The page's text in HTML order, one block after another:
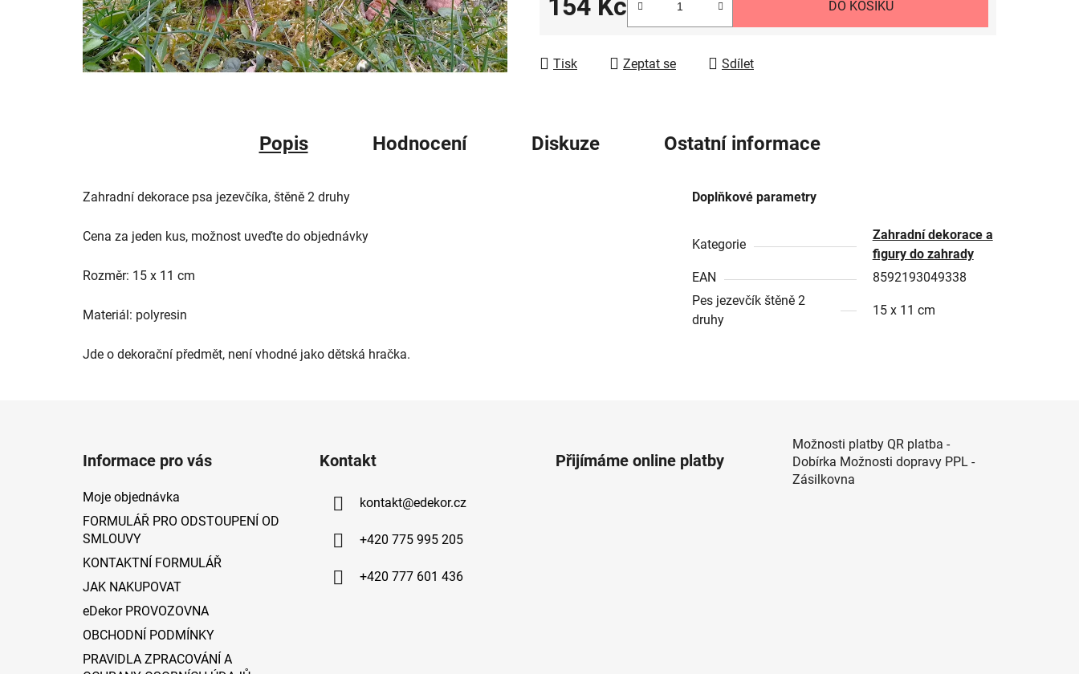
154 Kč DO KOŠÍKU
Tisk Zeptat se Sdílet
Popis Hodnocení Diskuze Ostatní informace
Zahradní dekorace psa jezevčíka, štěně 2 druhy
Cena za jeden kus, možnost uveďte do objednávky
Rozměr: 15 x 11 cm
Materiál: polyresin
Jde o dekorační předmět, není vhodné jako dětská hračka.
Doplňkové parametry
Kategorie
Zahradní dekorace a
figury do zahrady
EAN
8592193049338
Pes jezevčík štěně 2
druhy
15 x 11 cm
Informace pro vás
Moje objednávka
FORMULÁŘ PRO ODSTOUPENÍ OD
SMLOUVY
KONTAKTNÍ FORMULÁŘ
JAK NAKUPOVAT
eDekor PROVOZOVNA
OBCHODNÍ PODMÍNKY
PRAVIDLA ZPRACOVÁNÍ A
Kontakt
kontakt@edekor.cz
+420 775 995 205
+420 777 601 436
Přijímáme online platby
Možnosti platby QR platba -
Dobírka Možnosti dopravy PPL -
Zásilkovna